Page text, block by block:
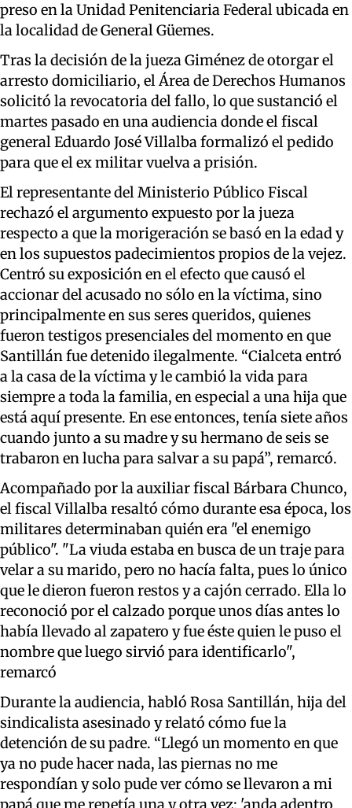
preso en la Unidad Penitenciaria Federal ubicada en
la localidad de General Güemes.
Tras la decisión de la jueza Giménez de otorgar el
arresto domiciliario, el Área de Derechos Humanos
solicitó la revocatoria del fallo, lo que sustanció el
martes pasado en una audiencia donde el fiscal
general Eduardo José Villalba formalizó el pedido
para que el ex militar vuelva a prisión.
El representante del Ministerio Público Fiscal
rechazó el argumento expuesto por la jueza
respecto a que la morigeración se basó en la edad y
en los supuestos padecimientos propios de la vejez.
Centró su exposición en el efecto que causó el
accionar del acusado no sólo en la víctima, sino
principalmente en sus seres queridos, quienes
fueron testigos presenciales del momento en que
Santillán fue detenido ilegalmente. “Cialceta entró
a la casa de la víctima y le cambió la vida para
siempre a toda la familia, en especial a una hija que
está aquí presente. En ese entonces, tenía siete años
cuando junto a su madre y su hermano de seis se
trabaron en lucha para salvar a su papá”, remarcó.
Acompañado por la auxiliar fiscal Bárbara Chunco,
el fiscal Villalba resaltó cómo durante esa época, los
militares determinaban quién era "el enemigo
público". "La viuda estaba en busca de un traje para
velar a su marido, pero no hacía falta, pues lo único
que le dieron fueron restos y a cajón cerrado. Ella lo
reconoció por el calzado porque unos días antes lo
había llevado al zapatero y fue éste quien le puso el
nombre que luego sirvió para identificarlo",
remarcó
Durante la audiencia, habló Rosa Santillán, hija del
sindicalista asesinado y relató cómo fue la
detención de su padre. “Llegó un momento en que
ya no pude hacer nada, las piernas no me
respondían y solo pude ver cómo se llevaron a mi